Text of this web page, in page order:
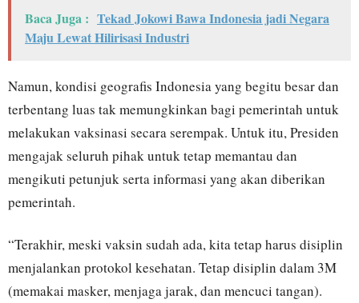
Baca Juga : Tekad Jokowi Bawa Indonesia jadi Negara
Maju Lewat Hilirisasi Industri
Namun, kondisi geografis Indonesia yang begitu besar dan
terbentang luas tak memungkinkan bagi pemerintah untuk
melakukan vaksinasi secara serempak. Untuk itu, Presiden
mengajak seluruh pihak untuk tetap memantau dan
mengikuti petunjuk serta informasi yang akan diberikan
pemerintah.
“Terakhir, meski vaksin sudah ada, kita tetap harus disiplin
menjalankan protokol kesehatan. Tetap disiplin dalam 3M
(memakai masker, menjaga jarak, dan mencuci tangan).